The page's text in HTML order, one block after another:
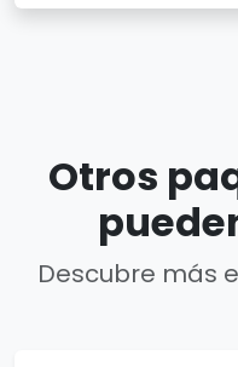
Otros
Descubre más